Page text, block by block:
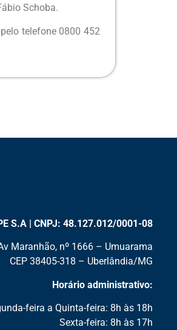
Schoba.
telefone 0800 452
S.A | CNPJ: 48.127.012/0001-08
Maranhão, nº 1666 – Umuarama
CEP 38405-318 – Uberlândia/MG
Horário administrativo:
feira a Quinta-feira: 8h às 18h
Sexta-feira: 8h às 17h